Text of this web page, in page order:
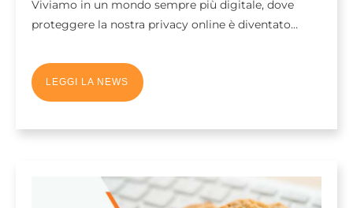
Viviamo in un mondo sempre più digitale, dove
proteggere la nostra privacy online è diventato…
LEGGI LA NEWS